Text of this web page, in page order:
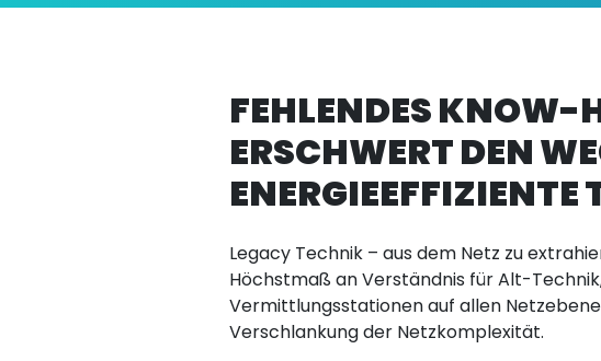
FEHLENDES KNOW-
ERSCHWERT DEN
ENERGIEEFFIZIENTE
Legacy Technik – aus dem Netz zu
Höchstmaß an Verständnis für Alt-
Vermittlungsstationen auf allen
Verschlankung der Netzkomplexität.